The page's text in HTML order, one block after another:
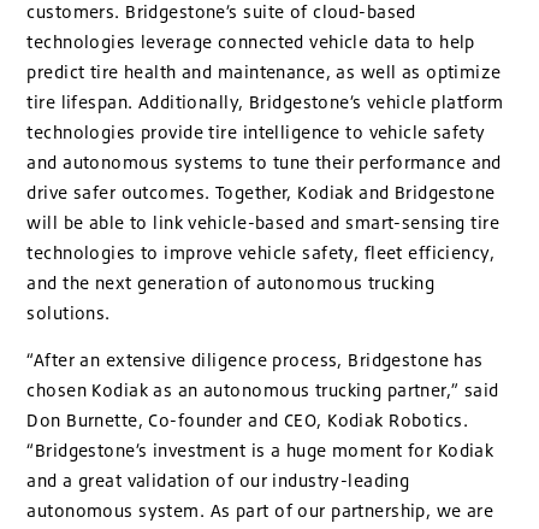
customers. Bridgestone’s suite of cloud-based
technologies leverage connected vehicle data to help
predict tire health and maintenance, as well as optimize
tire lifespan. Additionally, Bridgestone’s vehicle platform
technologies provide tire intelligence to vehicle safety
and autonomous systems to tune their performance and
drive safer outcomes. Together, Kodiak and Bridgestone
will be able to link vehicle-based and smart-sensing tire
technologies to improve vehicle safety, fleet efficiency,
and the next generation of autonomous trucking
solutions.
“After an extensive diligence process, Bridgestone has
chosen Kodiak as an autonomous trucking partner,” said
Don Burnette, Co-founder and CEO, Kodiak Robotics.
“Bridgestone’s investment is a huge moment for Kodiak
and a great validation of our industry-leading
autonomous system. As part of our partnership, we are